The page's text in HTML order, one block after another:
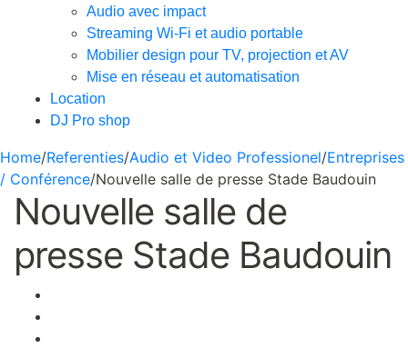
Audio avec impact
Streaming Wi-Fi et audio portable
Mobilier design pour TV, projection et AV
Mise en réseau et automatisation
Location
DJ Pro shop
Home/Referenties/Audio et Video Professionel/Entreprises
/ Conférence/Nouvelle salle de presse Stade Baudouin
Nouvelle salle de
presse Stade Baudouin